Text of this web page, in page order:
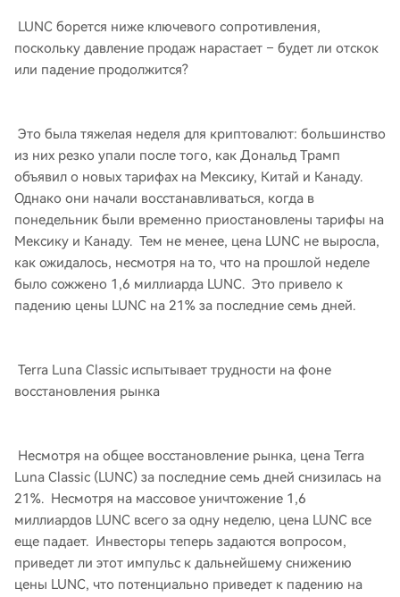
LUNC борется ниже ключевого сопротивления,
поскольку давление продаж нарастает – будет ли отскок
или падение продолжится?
Это была тяжелая неделя для криптовалют: большинство
из них резко упали после того, как Дональд Трамп
объявил о новых тарифах на Мексику, Китай и Канаду.
Однако они начали восстанавливаться, когда в
понедельник были временно приостановлены тарифы на
Мексику и Канаду. Тем не менее, цена LUNC не выросла,
как ожидалось, несмотря на то, что на прошлой неделе
было сожжено 1,6 миллиарда LUNC. Это привело к
падению цены LUNC на 21% за последние семь дней.
Terra Luna Classic испытывает трудности на фоне
восстановления рынка
Несмотря на общее восстановление рынка, цена Terra
Luna Classic (LUNC) за последние семь дней снизилась на
21%. Несмотря на массовое уничтожение 1,6
миллиардов LUNC всего за одну неделю, цена LUNC все
еще падает. Инвесторы теперь задаются вопросом,
приведет ли этот импульс к дальнейшему снижению
цены LUNC, что потенциально приведет к падению на